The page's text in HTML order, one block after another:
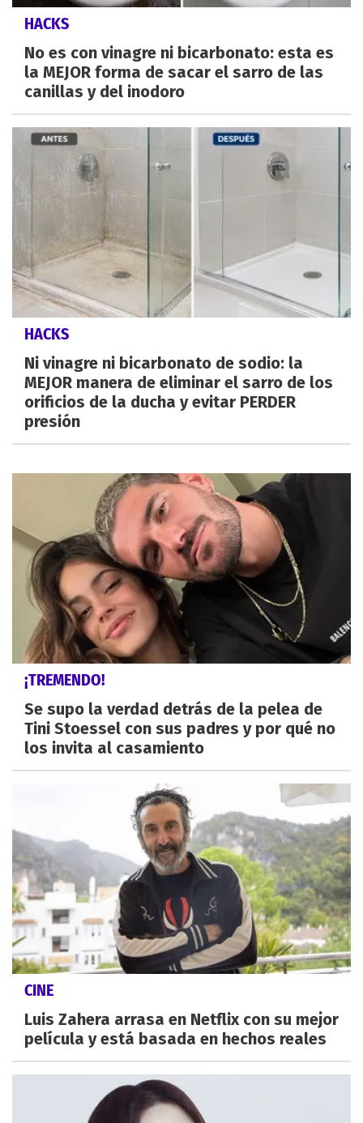
HACKS
No es con vinagre ni bicarbonato: esta es
la MEJOR forma de sacar el sarro de las
canillas y del inodoro
HACKS
Ni vinagre ni bicarbonato de sodio: la
MEJOR manera de eliminar el sarro de los
orificios de la ducha y evitar PERDER
presión
¡TREMENDO!
Se supo la verdad detrás de la pelea de
Tini Stoessel con sus padres y por qué no
los invita al casamiento
CINE
Luis Zahera arrasa en Netflix con su mejor
película y está basada en hechos reales